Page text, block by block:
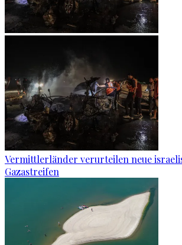
Vermittlerländer verurteilen neue
Gazastreifen